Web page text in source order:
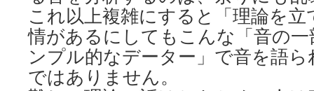
これ以上複雑にすると「理論を
情があるにしてもこんな「音の
ンプル的なデーター」で音を語
ではありません。